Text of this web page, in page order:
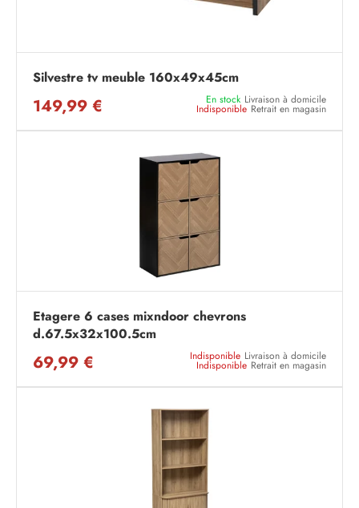
Silvestre tv meuble 160x49x45cm
149,99 € En stock Livraison à domicile
Indisponible Retrait en magasin
Etagere 6 cases mixndoor chevrons
d.67.5x32x100.5cm
69,99 € Indisponible Livraison à domicile
Indisponible Retrait en magasin